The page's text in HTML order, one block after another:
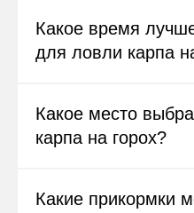
Какое время
для ловли карпа
Какое место
карпа на горох?
Какие прикормки